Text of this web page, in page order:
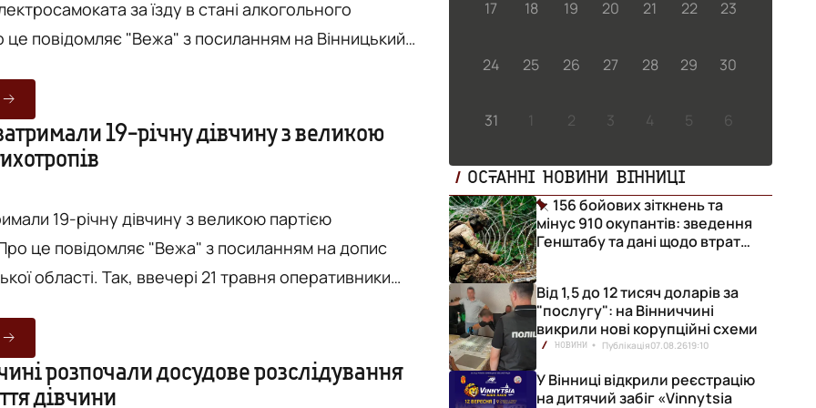
за їзду в стані алкогольного
сп’яніння. Результат - 1,16‰, що є
руху. Під час судового засідання
не оспорювала факту порушення.
19-річну дівчину з великою
19-річну дівчину з великою партією
21 травня оперативники
За місцем проживання
понад 160 доз PVP-солей загальною вагою
які вона планувала розповсюджувати в
розпочали досудове розслідування
дівчини
17 18 19 20 21 22 23
24 25 26 27 28 29 30
31 1 2 3 4 5 6
ОСТАННІ НОВИНИ ВІННИЦІ
156 бойових зіткнень та
мінус 910 окупантів: зведення
Генштабу та дані щодо втрат
Від 1,5 до 12 тисяч доларів за
"послугу": на Вінниччині
викрили нові корупційні схеми
НОВИНИ Публікація07.08.2619:10
У Вінниці відкрили реєстрацію
на дитячий забіг «Vinnytsia